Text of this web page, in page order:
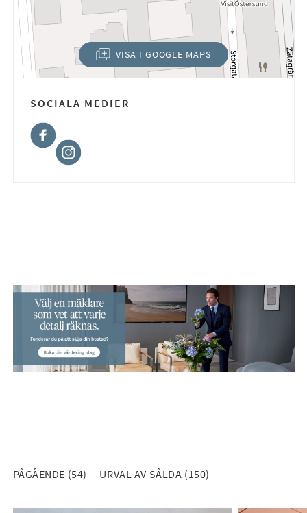
VISA I GOOGLE MAPS
(ÖPPNAS I NYTT FÖNSTER)
SOCIALA MEDIER
Facebook
PÅGÅENDE (54) URVAL AV SÅLDA (150)